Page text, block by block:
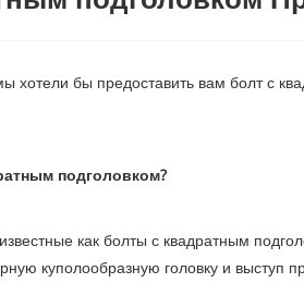
хотели бы предоставить вам болт
подголовком?
как болты с квадратным
куполообразную головку и